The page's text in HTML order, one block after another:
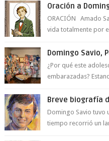
Oración a
ORACIÓN Amado
vida totalmente por
Domingo Savio,
¿Por qué este
embarazadas?
Breve biografía
Domingo Savio tuvo
tiempo recorrió un